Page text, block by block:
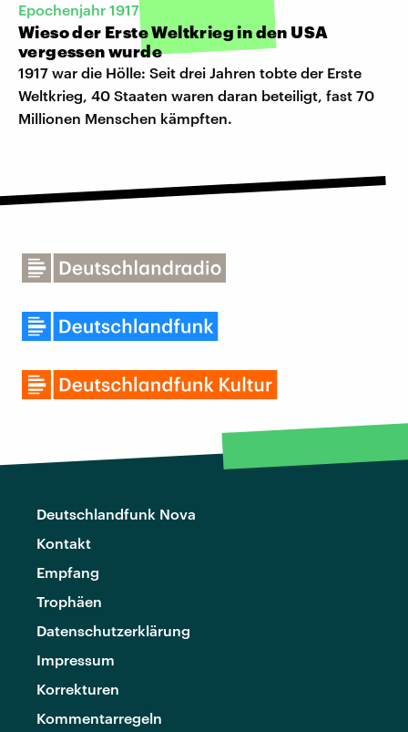
Epochenjahr 1917
Wieso der Erste Weltkrieg in den USA
vergessen wurde
1917 war die Hölle: Seit drei Jahren tobte der Erste
Weltkrieg, 40 Staaten waren daran beteiligt, fast 70
Millionen Menschen kämpften.
Deutschlandfunk Nova
Kontakt
Empfang
Trophäen
Datenschutzerklärung
Impressum
Korrekturen
Kommentarregeln